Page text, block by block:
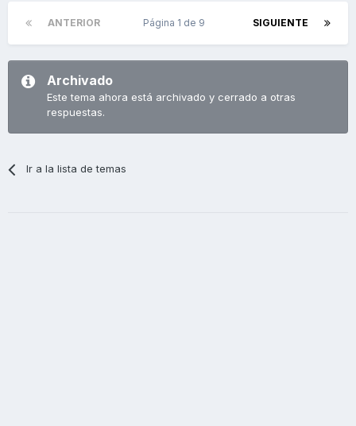
ANTERIOR SIGUIENTE
Página 1 de 9
Archivado
Este tema ahora está archivado y cerrado a otras
respuestas.
Ir a la lista de temas